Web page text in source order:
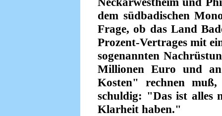
dem südbadischen
Frage, ob das Land
Prozent-Vertrages mit
sogenannten
Millionen Euro und
Kosten" rechnen
schuldig: "Das ist alles
Klarheit haben."